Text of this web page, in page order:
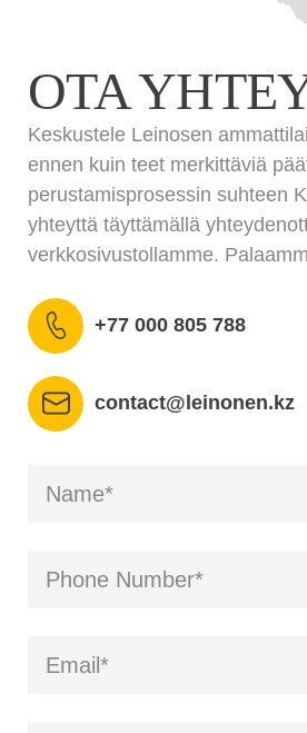
OTA
Keskustele Leinosen
ennen kuin teet merkittäviä
perustamisprosessin suhteen
yhteyttä täyttämällä
verkkosivustollamme.
+77 000 805 788
contact@leinonen.kz